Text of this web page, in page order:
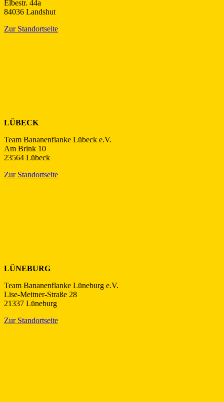
Elbestr. 44a
84036 Landshut
Zur Standortseite
LÜBECK
Team Bananenflanke Lübeck e.V.
Am Brink 10
23564 Lübeck
Zur Standortseite
LÜNEBURG
Team Bananenflanke Lüneburg e.V.
Lise-Meitner-Straße 28
21337 Lüneburg
Zur Standortseite